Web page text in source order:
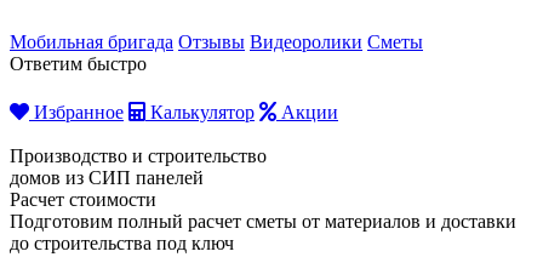
Мобильная бригада Отзывы Видеоролики Сметы
Ответим быстро
Избранное Калькулятор Акции
Производство и строительство
домов из СИП панелей
Расчет стоимости
Подготовим полный расчет сметы от материалов и доставки
до строительства под ключ